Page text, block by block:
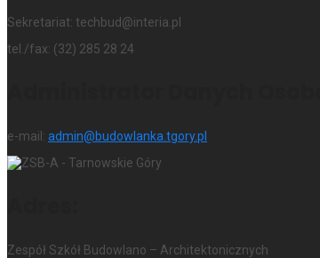
Sekretariat: techbud@interia.pl
tel./fax: (32) 285 28 24
e-mail: admin@budowlanka.tgory.pl
Zespół Szkół Budowlano – Architektonicznych